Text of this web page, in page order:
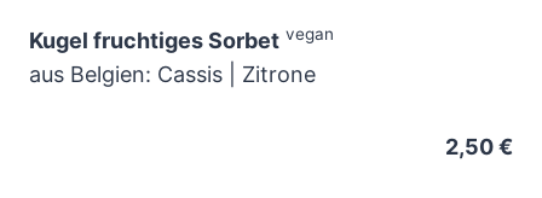
Kugel fruchtiges Sorbet vegan
aus Belgien: Cassis | Zitrone
2,50 €